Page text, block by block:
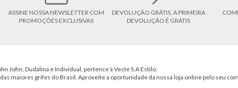
ASSINE NOSSA NEWSLETTER COM
PROMOÇÕES EXCLUSIVAS
DEVOLUÇÃO GRÁTIS, A PRIMEIRA
DEVOLUÇÃO É GRÁTIS
John, Dudalina e Individual, pertence à Veste S.A Estilo.
maiores grifes do Brasil. Aproveite a oportunidade da nossa loja online pelo seu